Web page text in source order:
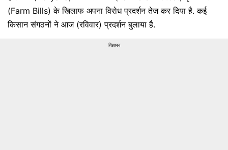
(Farm Bills) के खिलाफ अपना विरोध प्रदर्शन तेज कर दिया है. कई
किसान संगठनों ने आज (रविवार) प्रदर्शन बुलाया है.
विज्ञापन